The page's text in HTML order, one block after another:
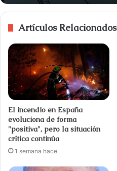
Artículos Relacionados
El incendio en España
evoluciona de forma
"positiva", pero la situación
crítica continúa
1 semana hace